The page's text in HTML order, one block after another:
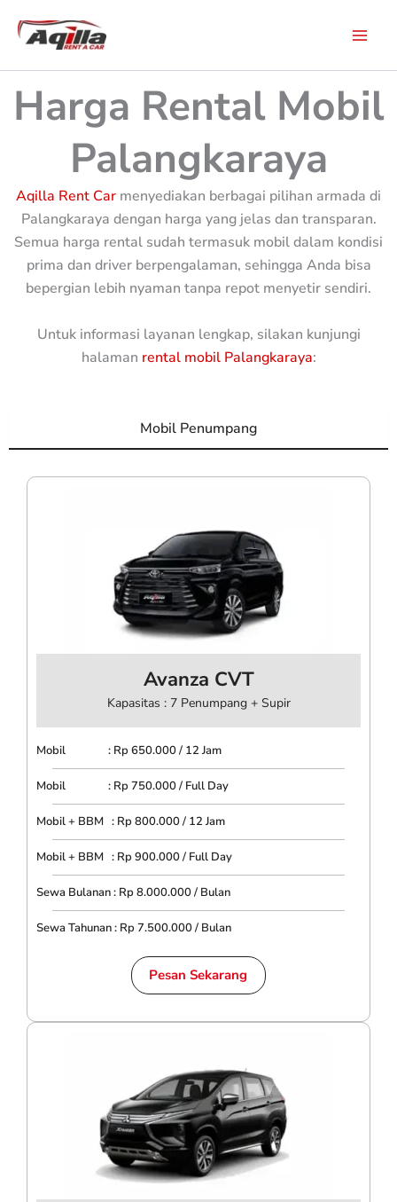
Harga Rental Mobil
Palangkaraya
Aqilla Rent Car menyediakan berbagai pilihan armada di
Palangkaraya dengan harga yang jelas dan transparan.
Semua harga rental sudah termasuk mobil dalam kondisi
prima dan driver berpengalaman, sehingga Anda bisa
bepergian lebih nyaman tanpa repot menyetir sendiri.
Untuk informasi layanan lengkap, silakan kunjungi
halaman rental mobil Palangkaraya:
Mobil Penumpang
Avanza CVT
Kapasitas : 7 Penumpang + Supir
Mobil : Rp 650.000 / 12 Jam
Mobil : Rp 750.000 / Full Day
Mobil + BBM : Rp 800.000 / 12 Jam
Mobil + BBM : Rp 900.000 / Full Day
Sewa Bulanan : Rp 8.000.000 / Bulan
Sewa Tahunan : Rp 7.500.000 / Bulan
Pesan Sekarang